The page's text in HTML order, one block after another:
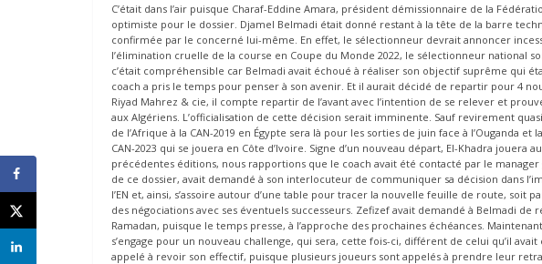
C’était dans l’air puisque Charaf-Eddine Amara, président démissionnaire de la
optimiste pour le dossier. Djamel Belmadi était donné restant à la tête de la barre
confirmée par le concerné lui-même. En effet, le sélectionneur devrait annoncer
l’élimination cruelle de la course en Coupe du Monde 2022, le sélectionneur national
c’était compréhensible car Belmadi avait échoué à réaliser son objectif suprême qui
coach a pris le temps pour penser à son avenir. Et il aurait décidé de repartir pour 4
Riyad Mahrez & cie, il compte repartir de l’avant avec l’intention de se relever et
aux Algériens. L’officialisation de cette décision serait imminente. Sauf revirement
de l’Afrique à la CAN-2019 en Égypte sera là pour les sorties de juin face à l’Ouganda
CAN-2023 qui se jouera en Côte d’Ivoire. Signe d’un nouveau départ, El-Khadra jouera
précédentes éditions, nous rapportions que le coach avait été contacté par le manager
de ce dossier, avait demandé à son interlocuteur de communiquer sa décision dans
l’EN et, ainsi, s’assoire autour d’une table pour tracer la nouvelle feuille de route, soit
des négociations avec ses éventuels successeurs. Zefizef avait demandé à Belmadi de
Ramadan, puisque le temps presse, à l’approche des prochaines échéances.
s’engage pour un nouveau challenge, qui sera, cette fois-ci, différent de celui qu’il
appelé à revoir son effectif, puisque plusieurs joueurs sont appelés à prendre leur